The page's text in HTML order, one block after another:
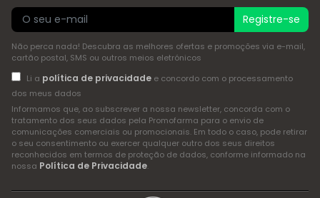
Registre-se
Não perca nada! Descubra as melhores ofertas e promoções via e-mail,
cartão postal, SMS ou outros meios eletrónicos
Li a política de privacidadee concordo com o processamento
dos meus dados
Informamos que, ao subscrever a nossa newsletter, concorda com o
tratamento dos seus dados pela Promofarma para o envio de
comunicações comerciais ou promocionais. Em todo o caso, pode retirar
o seu consentimento ou exercer qualquer outro dos seus direitos
reconhecidos em termos de proteção de dados, conforme informado na
nossa Política de Privacidade.